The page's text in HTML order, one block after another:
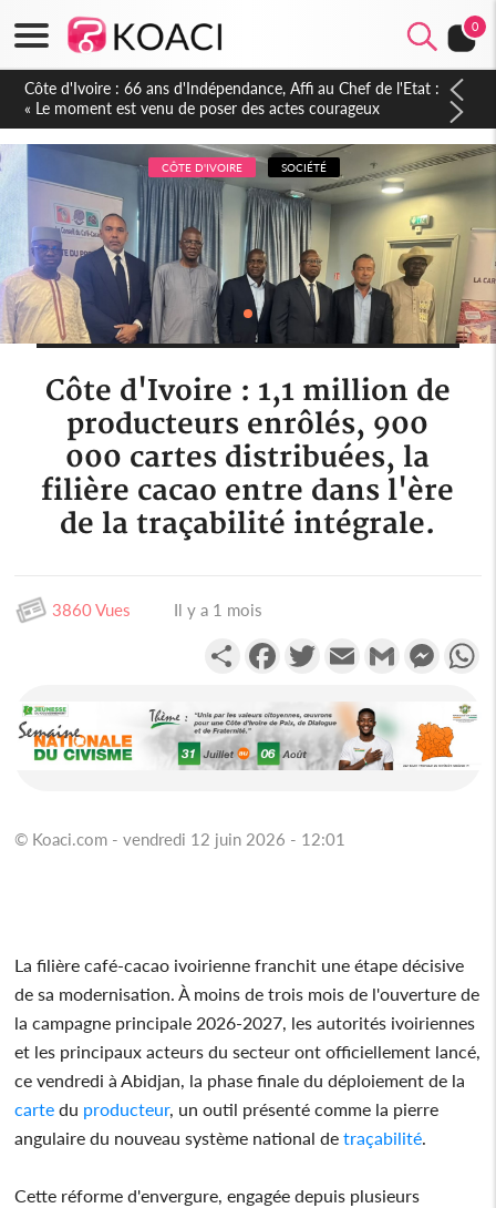
0
Côte d'Ivoire-Burkina : La CCI-BF désire instaurer un échange
constant avec Abidjan pour favoriser l'amélioration continue
de leurs liens avec la plateforme portuaire
CÔTE D'IVOIRE SOCIÉTÉ
Côte d'Ivoire : 1,1 million de
producteurs enrôlés, 900
000 cartes distribuées, la
filière cacao entre dans l'ère
de la traçabilité intégrale.
3860 Vues Il y a 1 mois
PartagerFacebookTwitterEmail Gmail
© Koaci.com - vendredi 12 juin 2026 - 12:01
La filière café-cacao ivoirienne franchit une étape décisive
de sa modernisation. À moins de trois mois de l'ouverture de
la campagne principale 2026-2027, les autorités ivoiriennes
et les principaux acteurs du secteur ont officiellement lancé,
ce vendredi à Abidjan, la phase finale du déploiement de la
carte du producteur, un outil présenté comme la pierre
angulaire du nouveau système national de traçabilité.
Cette réforme d'envergure, engagée depuis plusieurs